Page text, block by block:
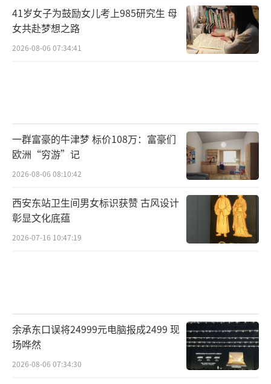
41岁女子为鼓励女儿考上985研究生 母
女共赴梦想之路
2026-08-06 07:34:41
一群富豪的牛津梦 标价108万：富豪们
欧洲“穷游”记
2026-08-06 08:10:42
西安东站卫生间男女标识获赞 古风设计
彰显文化底蕴
2026-07-16 10:47:19
余承东口误将24999元电脑报成2499 现
场哗然
2026-08-06 07:34:30